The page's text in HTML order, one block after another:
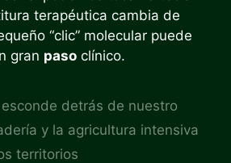
terapéutica cambia de
“clic” molecular puede
gran paso clínico.
detrás de nuestro
y la agricultura intensiva
territorios